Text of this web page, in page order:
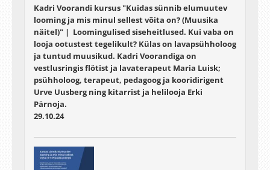
Kadri Voorandi kursus "Kuidas sünnib elumuutev
looming ja mis minul sellest võita on? (Muusika
näitel)" | Loomingulised siseheitlused. Kui vaba on
looja ootustest tegelikult? Külas on lavapsühholoog
ja tuntud muusikud. Kadri Voorandiga on
vestlusringis flötist ja lavaterapeut Maria Luisk;
psühholoog, terapeut, pedagoog ja kooridirigent
Urve Uusberg ning kitarrist ja helilooja Erki
Pärnoja.
29.10.24